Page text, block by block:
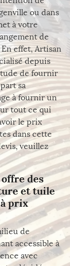
ou dans
à votre
de
effet, Artisan
depuis
de fournir
sa
à fournir un
tout ce qui
le prix
dans cette
veuillez
des
et tuile
prix
de
accessible à
avec